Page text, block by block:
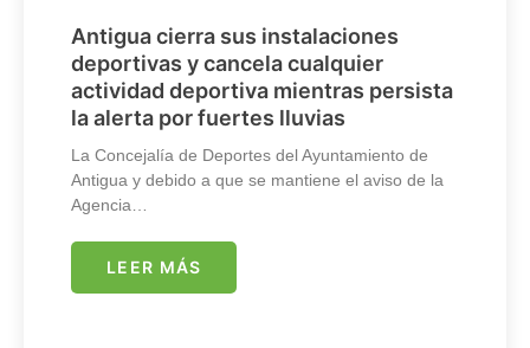
Antigua cierra sus instalaciones
deportivas y cancela cualquier
actividad deportiva mientras persista
la alerta por fuertes lluvias
La Concejalía de Deportes del Ayuntamiento de
Antigua y debido a que se mantiene el aviso de la
Agencia…
LEER MÁS